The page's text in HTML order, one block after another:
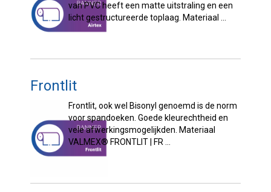
van PVC heeft een matte uitstraling en een
Frontlit
Frontlit, ook wel Bisonyl genoemd is de norm
voor spandoeken. Goede kleurechtheid en
vele afwerkingsmogelijkden. Materiaal